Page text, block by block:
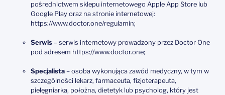
pośrednictwem sklepu internetowego Apple App Store lub
Google Play oraz na stronie internetowej:
https://www.doctor.one/regulamin;
Serwis – serwis internetowy prowadzony przez Doctor One
pod adresem https://www.doctor.one;
Specjalista – osoba wykonująca zawód medyczny, w tym w
szczególności lekarz, farmaceuta, fizjoterapeuta,
pielęgniarka, położna, dietetyk lub psycholog, który jest